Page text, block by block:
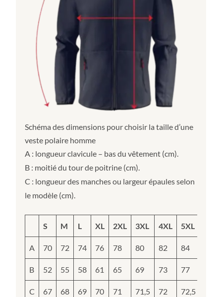
Schéma des dimensions pour choisir la taille d’une
veste polaire homme
A : longueur clavicule – bas du vêtement (cm).
B : moitié du tour de poitrine (cm).
C : longueur des manches ou largeur épaules selon
le modèle (cm).
S M L XL 2XL 3XL 4XL 5XL
A 70 72 74 76 78 80 82 84
B 52 55 58 61 65 69 73 77
C 67 68 69 70 71 71,5 72 72,5